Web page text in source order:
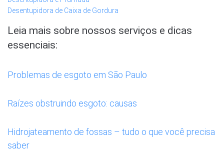
Desentupidora de Caixa de Gordura
Leia mais sobre nossos serviços e dicas
essenciais:
Problemas de esgoto em São Paulo
Raízes obstruindo esgoto: causas
Hidrojateamento de fossas – tudo o que você precisa
saber